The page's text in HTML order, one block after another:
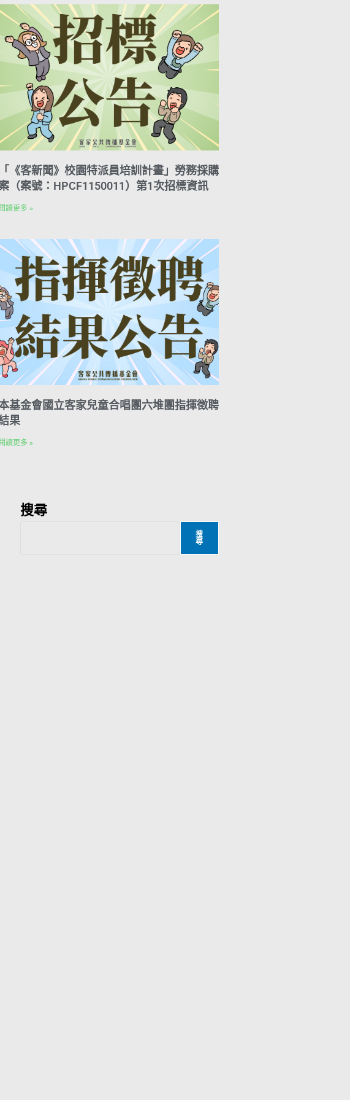
「《客新聞》校園特派員培訓計畫」勞務採購
（案號：HPCF1150011）第1次招標資訊
閱讀更多 »
基金會國立客家兒童合唱團六堆團指揮徵聘
果
閱讀更多 »
搜尋
搜
尋